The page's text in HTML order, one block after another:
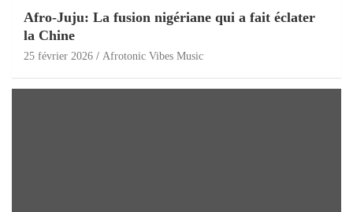
Afro-Juju: La fusion nigériane qui a fait éclater
la Chine
25 février 2026 Afrotonic Vibes Music